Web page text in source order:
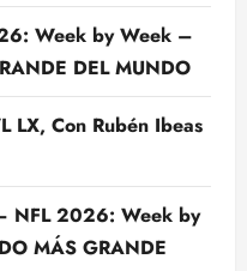
Week by Week –
DEL MUNDO
LX, Con Rubén Ibeas
NFL 2026: Week by
MÁS GRANDE